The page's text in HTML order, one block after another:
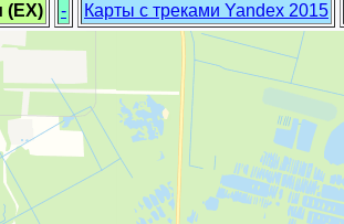
(EX) - Карты с треками Yandex 2015